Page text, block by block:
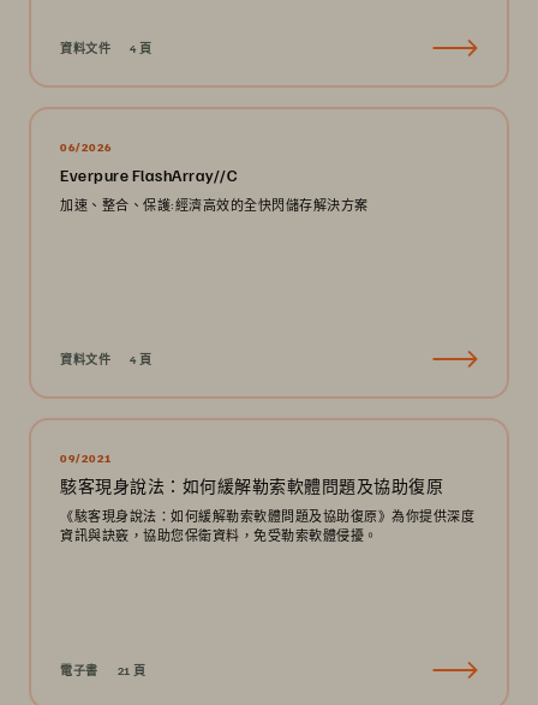
資料文件 4 頁
06/2026
Everpure FlashArray//C
加速、整合、保護:經濟高效的全快閃儲存解決方案
資料文件 4 頁
09/2021
駭客現身說法：如何緩解勒索軟體問題及協助復原
《駭客現身說法：如何緩解勒索軟體問題及協助復原》為你提供深度
資訊與訣竅，協助您保衛資料，免受勒索軟體侵擾。
電子書 21 頁